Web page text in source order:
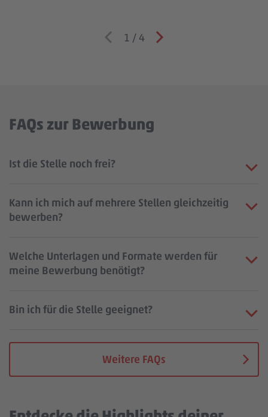
1 / 4
FAQs zur Bewerbung
Ist die Stelle noch frei?
Kann ich mich auf mehrere Stellen gleichzeitig
bewerben?
Welche Unterlagen und Formate werden für
meine Bewerbung benötigt?
Bin ich für die Stelle geeignet?
Weitere FAQs